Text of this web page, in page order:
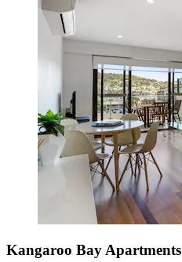
Kangaroo Bay Apartments